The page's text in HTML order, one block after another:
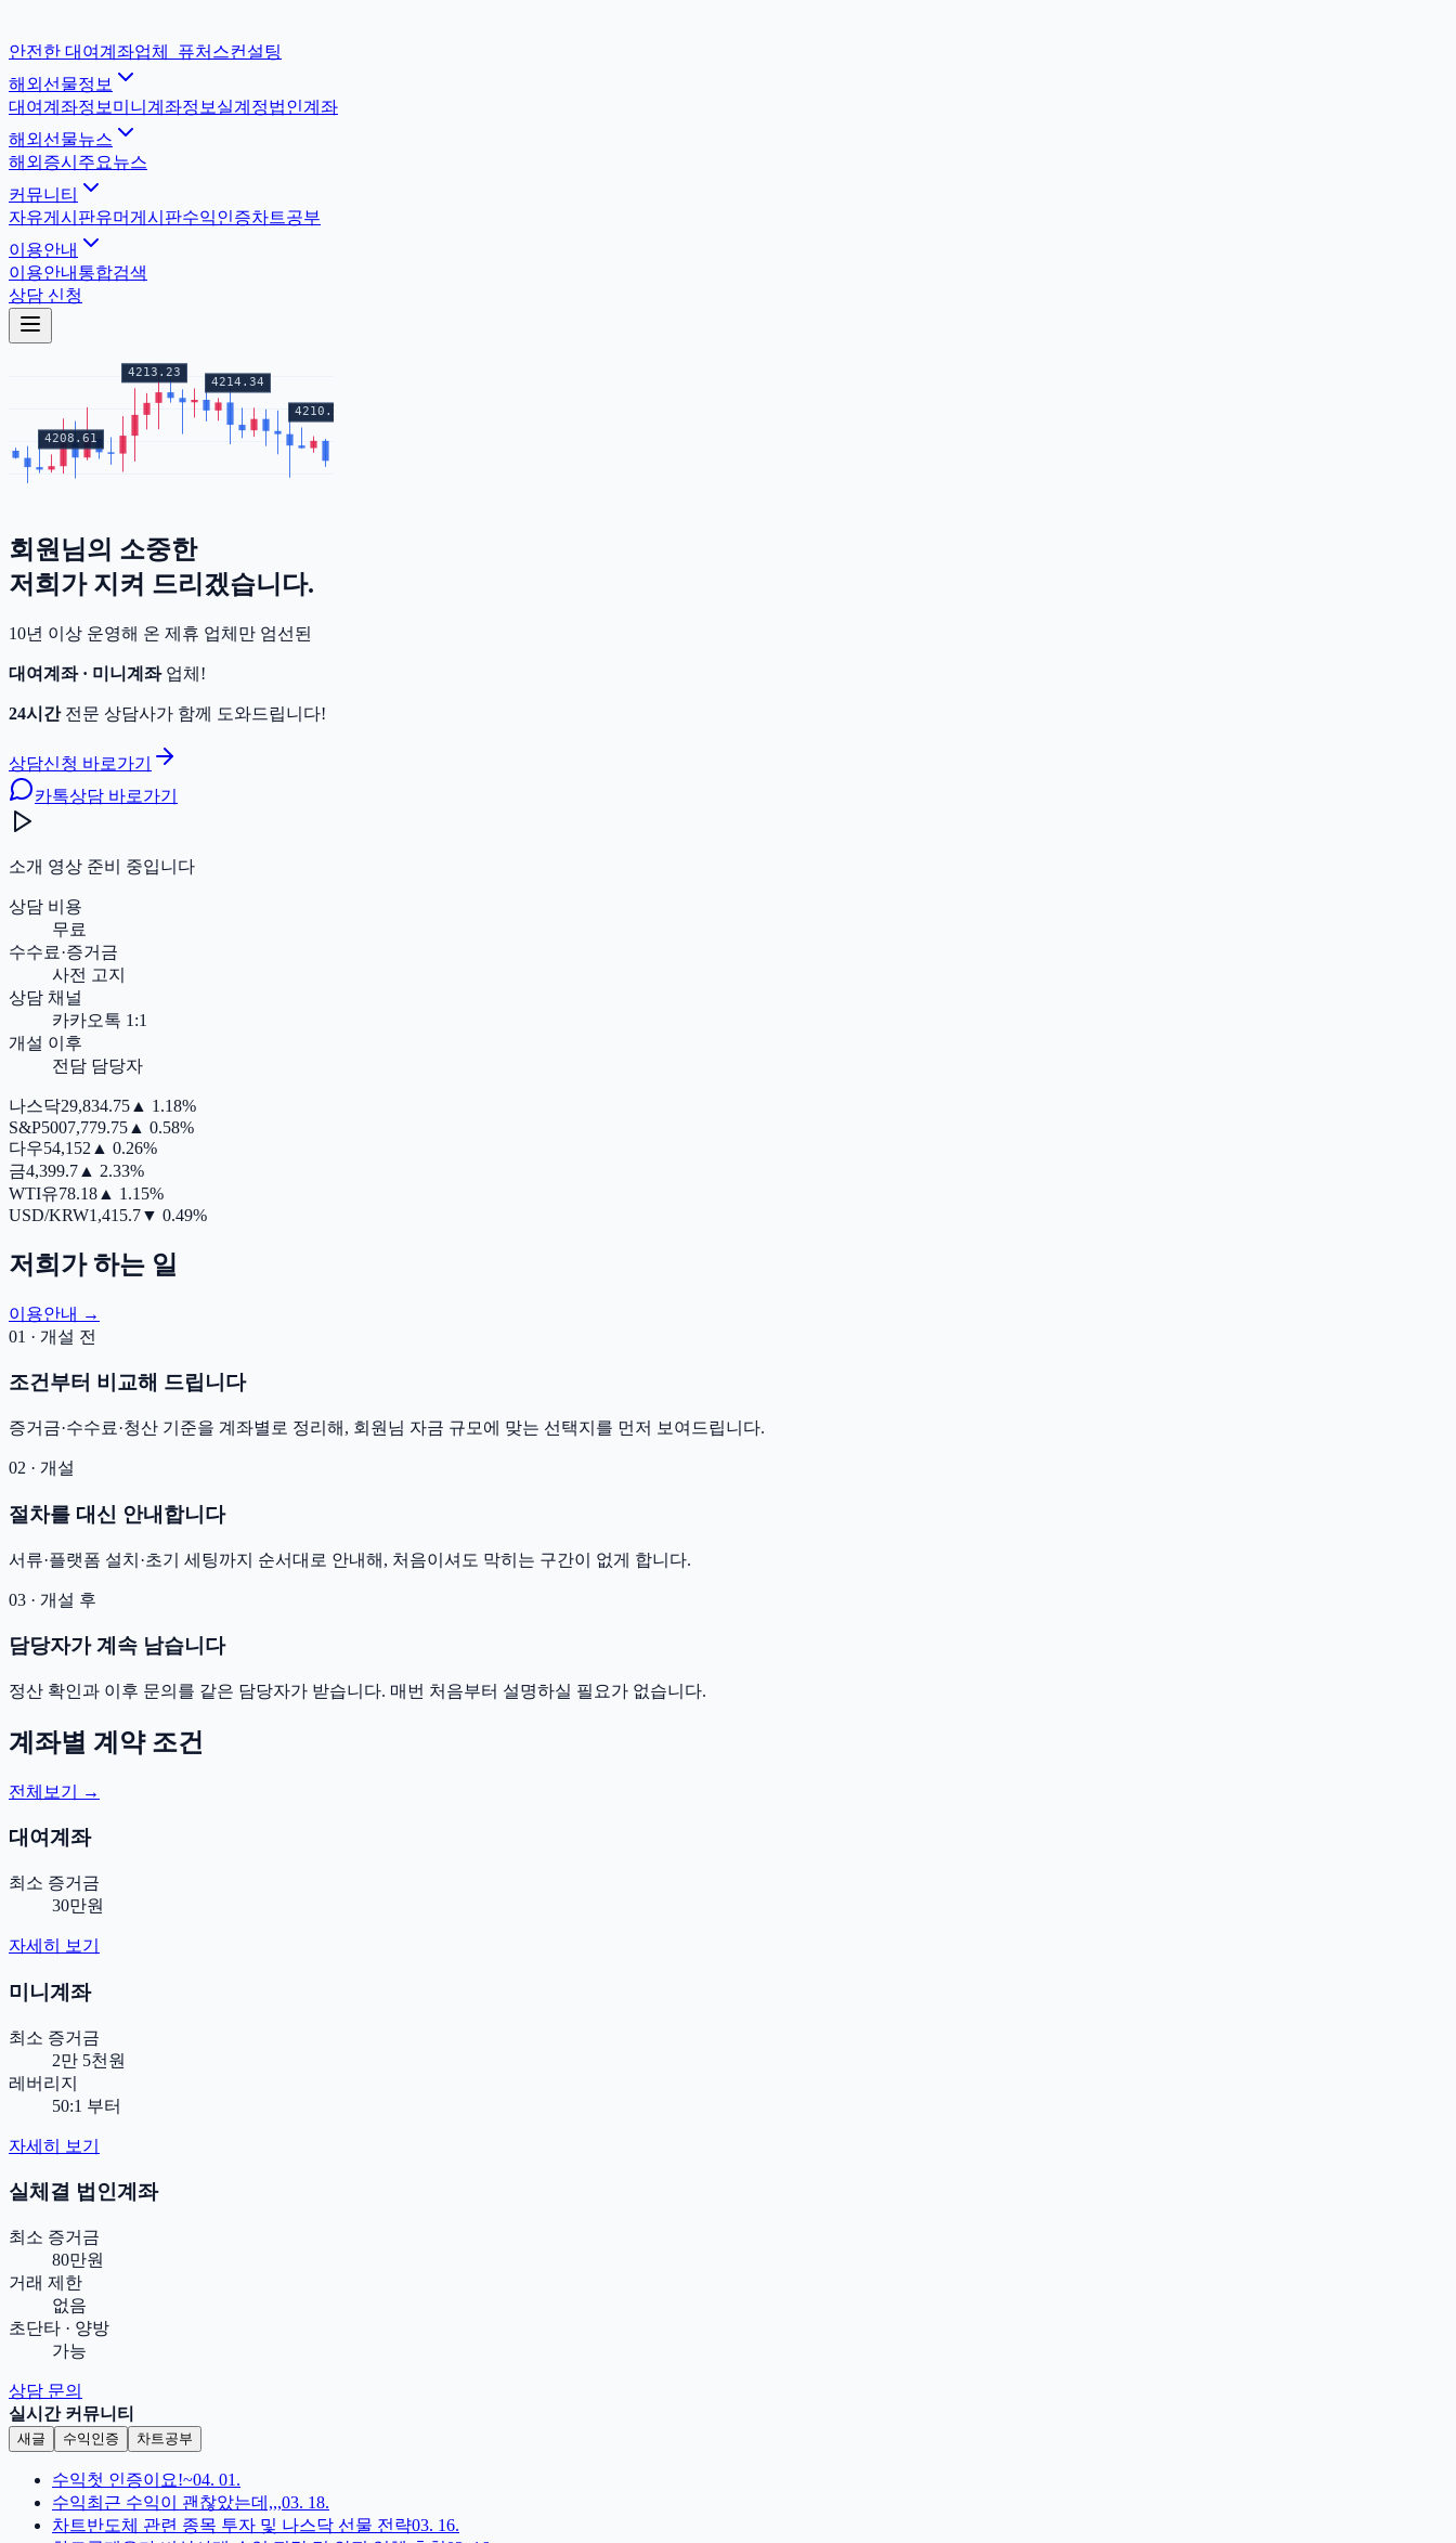
안전한 대여계좌업체
퓨처스컨설팅
해외선물정보
대여계좌정보 미니계좌정보 실계정법인계좌
해외선물뉴스
해외증시 주요뉴스
커뮤니티
자유게시판유머게시판수익인증차트공부
이용안내
이용안내 통합검색
상담 신청
회원님의 소중한
저희가 지켜 드리겠습니다.
10년 이상 운영해 온 제휴 업체만 엄선된
대여계좌 · 미니계좌업체!
24시간전문 상담사가 함께 도와드립니다!
상담신청 바로가기
카톡상담 바로가기
소개 영상 준비 중입니다
상담 비용
무료
수수료·증거금
사전 고지
상담 채널
카카오톡 1:1
개설 이후
전담 담당자
나스닥29,834.75 ▲ 1.18%
S&P5007,779.75 ▲ 0.58%
다우54,152 ▲ 0.26%
금4,399.7 ▲ 2.33%
WTI유78.18 ▲ 1.15%
USD/KRW1,415.7▼ 0.49%
저희가 하는 일
이용안내 →
01 · 개설 전
조건부터 비교해 드립니다
증거금·수수료·청산 기준을 계좌별로 정리해, 회원님 자금 규모에 맞는 선택지를 먼저 보여드립니다.
02 · 개설
절차를 대신 안내합니다
서류·플랫폼 설치·초기 세팅까지 순서대로 안내해, 처음이셔도 막히는 구간이 없게 합니다.
03 · 개설 후
담당자가 계속 남습니다
정산 확인과 이후 문의를 같은 담당자가 받습니다. 매번 처음부터 설명하실 필요가 없습니다.
계좌별 계약 조건
전체보기 →
대여계좌
최소 증거금
30만원
자세히 보기
미니계좌
최소 증거금
2만 5천원
레버리지
50:1 부터
자세히 보기
실체결 법인계좌
최소 증거금
80만원
거래 제한
없음
초단타 · 양방
가능
상담 문의
실시간 커뮤니티
새글 수익인증 차트공부
수익첫 인증이요!~04. 01.
수익최근 수익이 괜찮았는데,,,03. 18.
차트반도체 관련 종목 투자 및 나스닥 선물 전략03. 16.